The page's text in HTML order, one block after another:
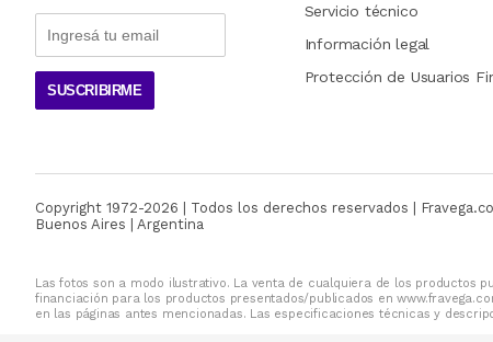
SUSCRIBIRME
Servicio técnico
Información legal
Protección de Usuarios
Copyright 1972-2026 | Todos los derechos reservados |
Buenos Aires | Argentina
Las fotos son a modo ilustrativo. La venta de cualquiera de los productos
financiación para los productos presentados/publicados en
en las páginas antes mencionadas. Las especificaciones técnicas y